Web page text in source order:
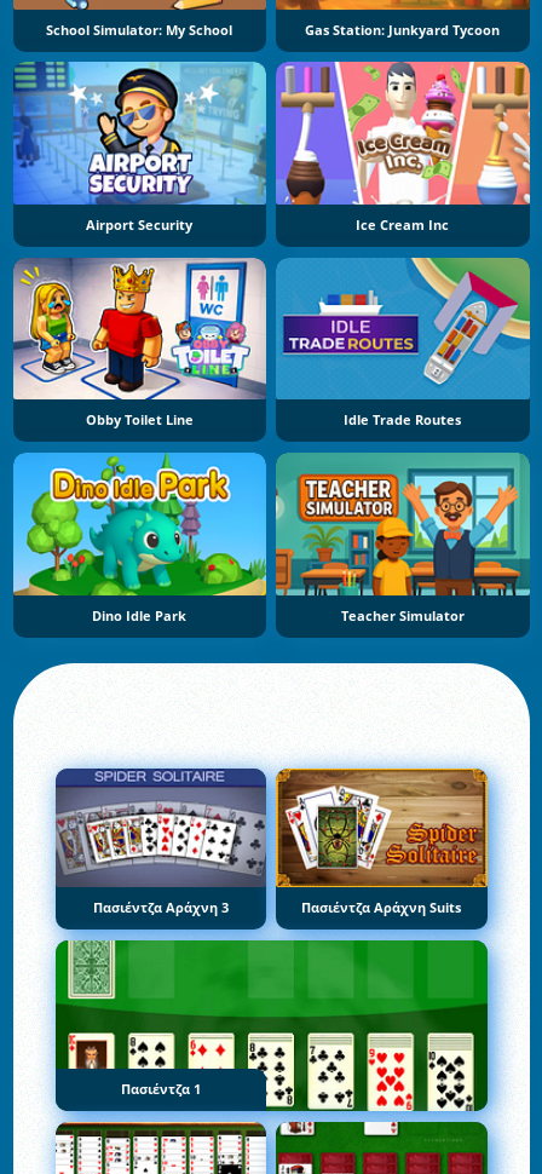
School Simulator: My School Gas Station: Junkyard Tycoon
Airport Security Ice Cream Inc
Obby Toilet Line Idle Trade Routes
Dino Idle Park Teacher Simulator
Πασιέντζα Αράχνη 3 Πασιέντζα Αράχνη Suits
Πασιέντζα 1